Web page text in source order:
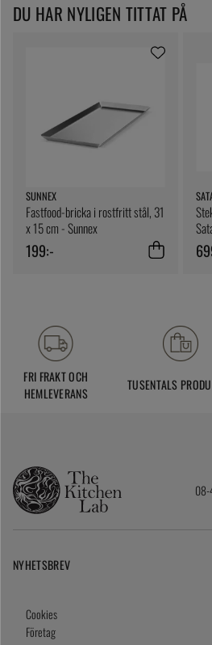
DU HAR NYLIGEN TITTAT PÅ
SUNNEX
Fastfood-bricka i rostfritt stål, 31
x 15 cm - Sunnex
199:-
FRI FRAKT OCH
HEMLEVERANS
TUSENTALS
NYHETSBREV
Cookies
Företag